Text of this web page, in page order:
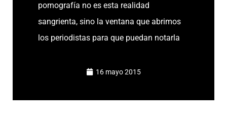
pornografía no es esta realidad
sangrienta, sino la ventana que abrimos
los periodistas para que puedan notarla
16 mayo 2015